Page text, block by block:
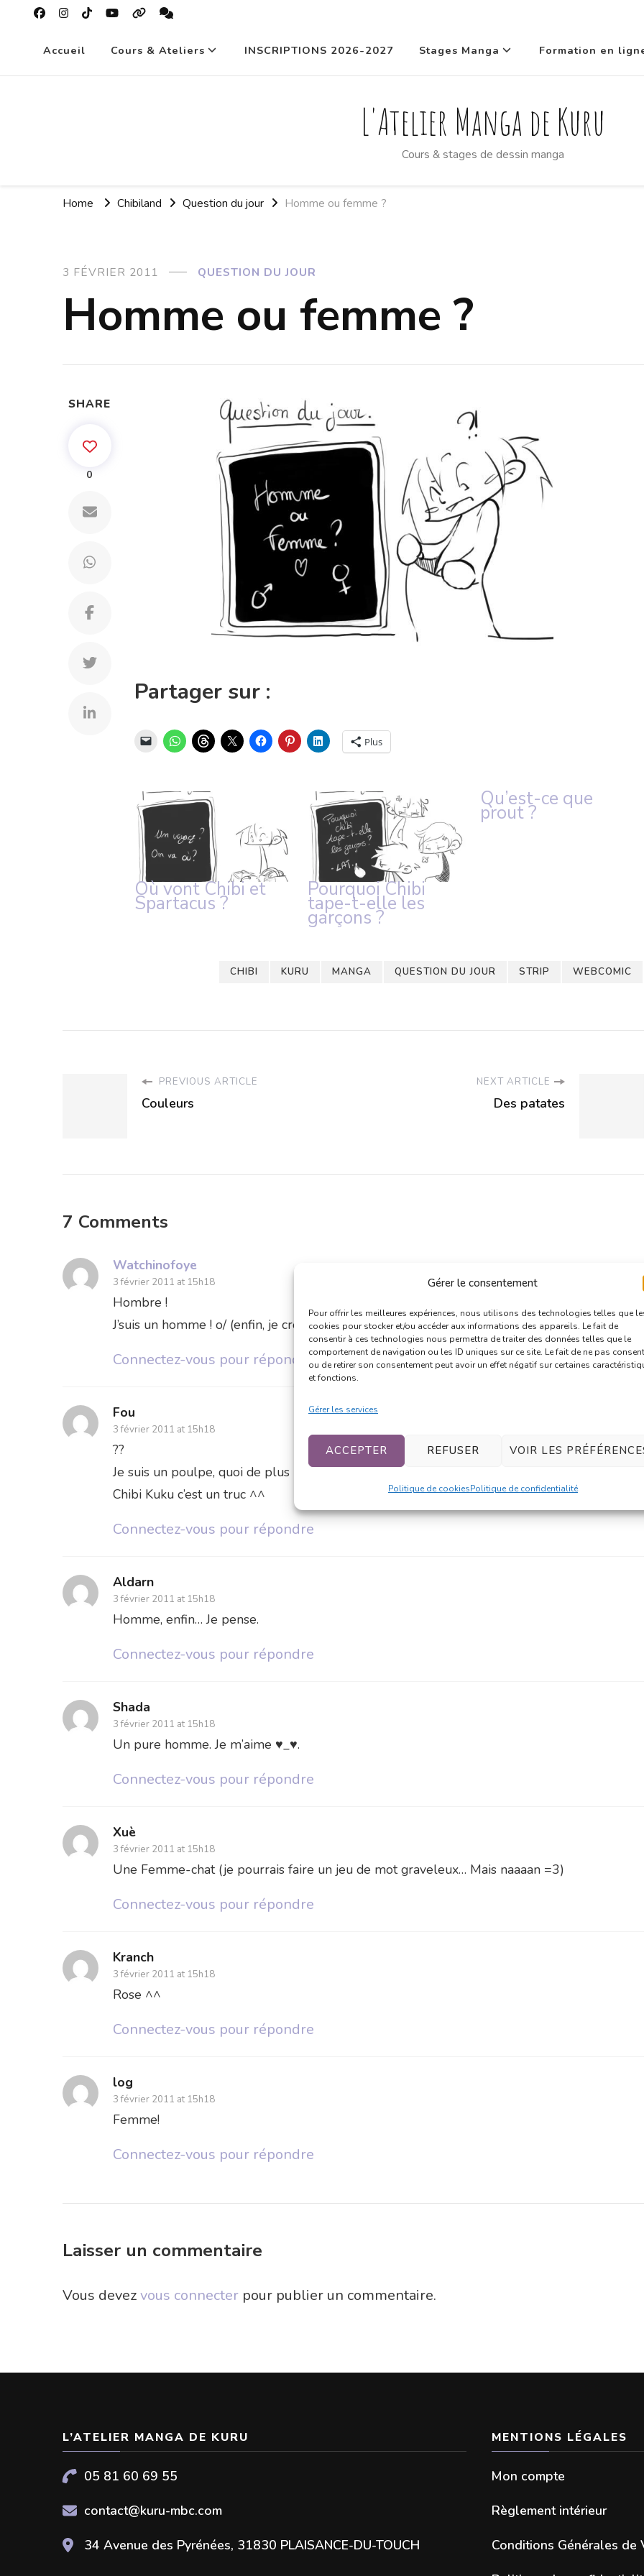
Gérer le consentement
Pour offrir les meilleures expériences, nous utilisons des technologies telles que
cookies pour stocker et/ou accéder aux informations des appareils. Le fait de
consentir à ces technologies nous permettra de traiter des données telles que le
comportement de navigation ou les ID uniques sur ce site. Le fait de ne pas
ou de retirer son consentement peut avoir un effet négatif sur certaines
et fonctions.
Gérer les services
ACCEPTER REFUSER VOIR LES
Politique de cookiesPolitique de confidentialité
Accueil Cours & Ateliers INSCRIPTIONS 2026-2027 Stages Manga Formation en
L'Atelier Manga de Kuru
Cours & stages de dessin manga
Home Chibiland Question du jour Homme ou femme ?
3 FÉVRIER 2011 QUESTION DU JOUR
Homme ou femme ?
SHARE
0
Partager sur :
Plus
Où vont Chibi et
Spartacus ?
Pourquoi Chibi
tape-t-elle les
garçons ?
Qu’est-ce que
prout ?
CHIBI KURU MANGA QUESTION DU JOUR STRIP WEBCOMIC
PREVIOUS ARTICLE
Couleurs
NEXT ARTICLE
Des patates
7 Comments
Watchinofoye
3 février 2011 at 15h18
Hombre !
J’suis un homme ! o/ (enfin, je crois)
Connectez-vous pour répondre
Fou
3 février 2011 at 15h18
??
Je suis un poulpe, quoi de plus naturel en somme.
Chibi Kuku c’est un truc ^^
Connectez-vous pour répondre
Aldarn
3 février 2011 at 15h18
Homme, enfin… Je pense.
Connectez-vous pour répondre
Shada
3 février 2011 at 15h18
Un pure homme. Je m’aime ♥_♥.
Connectez-vous pour répondre
Xuè
3 février 2011 at 15h18
Une Femme-chat (je pourrais faire un jeu de mot graveleux… Mais naaaan =3)
Connectez-vous pour répondre
Kranch
3 février 2011 at 15h18
Rose ^^
Connectez-vous pour répondre
log
3 février 2011 at 15h18
Femme!
Connectez-vous pour répondre
Laisser un commentaire
Vous devezvous connecter pour publier un commentaire.
L’ATELIER MANGA DE KURU
05 81 60 69 55
contact@kuru-mbc.com
34 Avenue des Pyrénées, 31830 PLAISANCE-DU-TOUCH
MENTIONS LÉGALES
Mon compte
Règlement intérieur
Conditions Générales de